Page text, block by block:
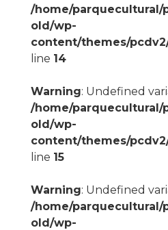
/home/parquecultural/
old/wp-
content/themes/
line 14
Warning: Undefined
/home/parquecultural/
old/wp-
content/themes/
line 15
Warning: Undefined
/home/parquecultural/
old/wp-